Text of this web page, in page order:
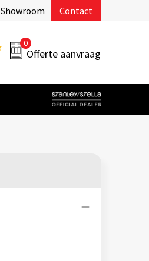
Showroom Contact
0
Offerte aanvraag